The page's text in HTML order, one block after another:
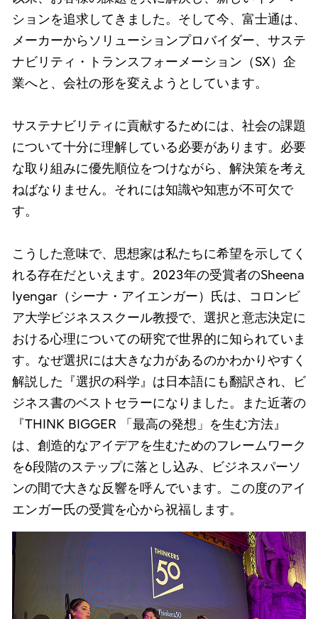
ションを追求してきました。そして今、富士通は、
メーカーからソリューションプロバイダー、サステ
ナビリティ・トランスフォーメーション（SX）企
業へと、会社の形を変えようとしています。
サステナビリティに貢献するためには、社会の課題
について十分に理解している必要があります。必要
な取り組みに優先順位をつけながら、解決策を考え
ねばなりません。それには知識や知恵が不可欠で
す。
こうした意味で、思想家は私たちに希望を示してく
れる存在だといえます。2023年の受賞者のSheena
Iyengar（シーナ・アイエンガー）氏は、コロンビ
ア大学ビジネススクール教授で、選択と意志決定に
おける心理についての研究で世界的に知られていま
す。なぜ選択には大きな力があるのかわかりやすく
解説した『選択の科学』は日本語にも翻訳され、ビ
ジネス書のベストセラーになりました。また近著の
『THINK BIGGER 「最高の発想」を生む方法』
は、創造的なアイデアを生むためのフレームワーク
を6段階のステップに落とし込み、ビジネスパーソ
ンの間で大きな反響を呼んでいます。この度のアイ
エンガー氏の受賞を心から祝福します。